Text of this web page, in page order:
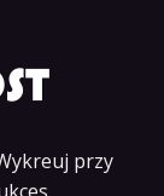
przy